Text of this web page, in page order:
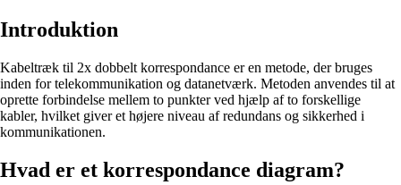
Introduktion
Kabeltræk til 2x dobbelt korrespondance er en metode, der bruges
inden for telekommunikation og datanetværk. Metoden anvendes til at
oprette forbindelse mellem to punkter ved hjælp af to forskellige
kabler, hvilket giver et højere niveau af redundans og sikkerhed i
kommunikationen.
Hvad er et korrespondance diagram?